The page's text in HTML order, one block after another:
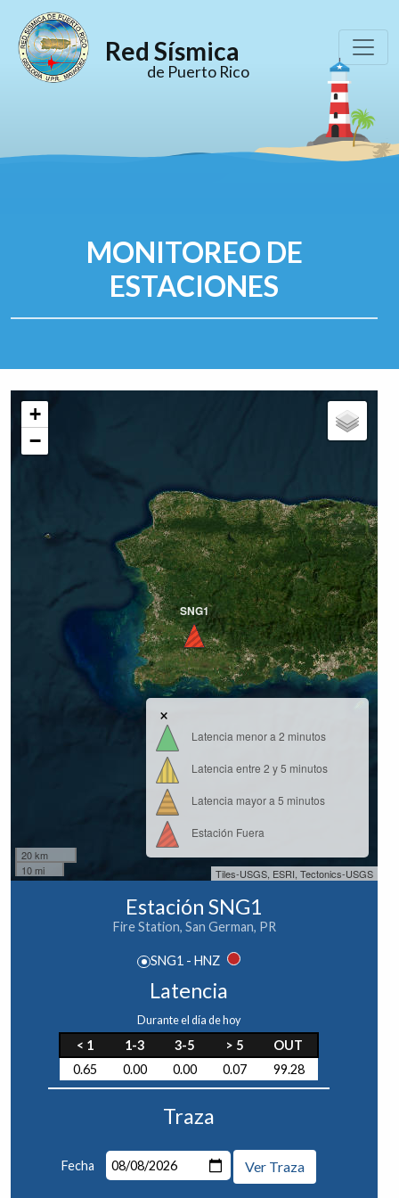
Red Sísmica
de Puerto Rico
MONITOREO DE
ESTACIONES
SNG1
+
−
20 km
10 mi
×
Latencia menor a 2 minutos
Latencia entre 2 y 5 minutos
Latencia mayor a 5 minutos
Estación Fuera
Tiles-USGS, ESRI, Tectonics-USGS
Estación SNG1
Fire Station, San German, PR
SNG1 - HNZ
Latencia
Durante el día de hoy
< 1 1-3 3-5 > 5
OUT
0.65
0.00 0.00 0.07 99.28
Traza
Fecha Ver Traza